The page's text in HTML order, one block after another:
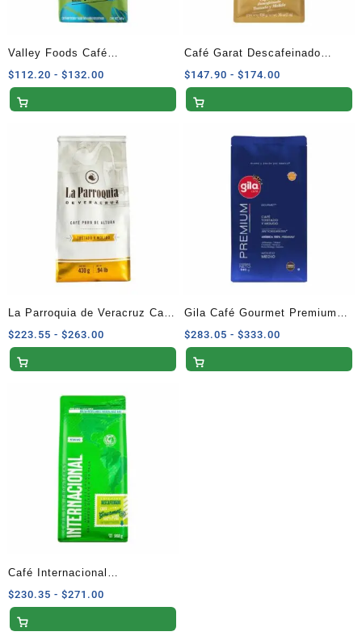
Valley Foods Café
Descafeinado TYM Tostado y
Molido 340g
$112.20 - $132.00
de
$112.20
hasta
$132.00
Café Garat Descafeinado
Tostado y Molido 454g
$147.90 - $174.00
de
$147.90
$174.00
La Parroquia de Veracruz Café
Molido Tradicional 430g
$223.55 - $263.00
de
$223.55
hasta
$263.00
Gila Café Gourmet Premium
Tostado y Molido
$283.05 - $333.00
de
Café Internacional
Descafeinado Tostado y
Molido 908g
$230.35 - $271.00
de